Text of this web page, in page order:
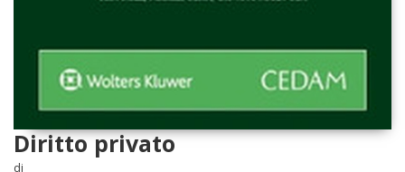
Diritto privato
di